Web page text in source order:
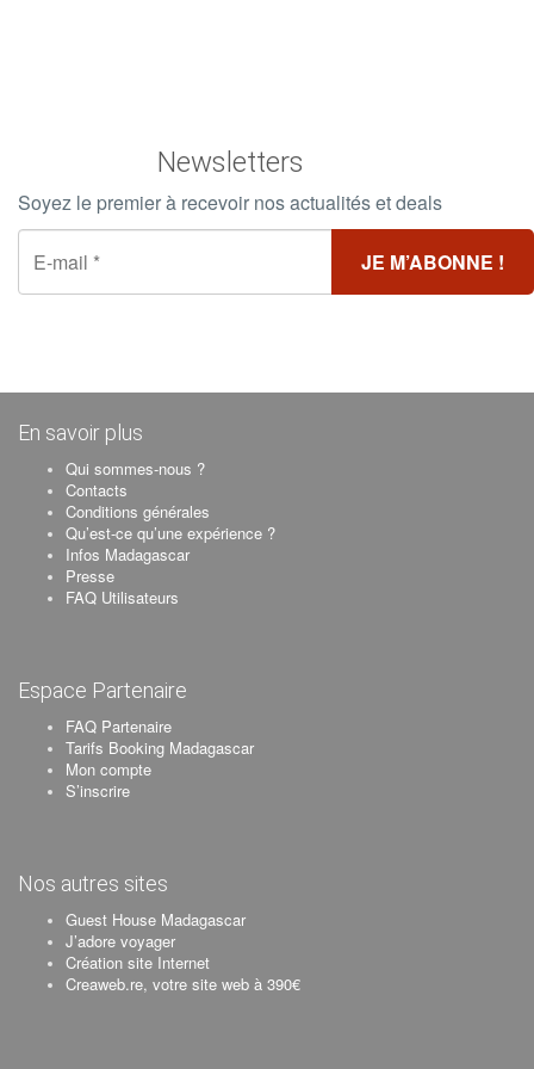
Newsletters
Soyez le premier à recevoir nos actualités et deals
En savoir plus
Qui sommes-nous ?
Contacts
Conditions générales
Qu’est-ce qu’une expérience ?
Infos Madagascar
Presse
FAQ Utilisateurs
Espace Partenaire
FAQ Partenaire
Tarifs Booking Madagascar
Mon compte
S’inscrire
Nos autres sites
Guest House Madagascar
J’adore voyager
Création site Internet
Creaweb.re, votre site web à 390€